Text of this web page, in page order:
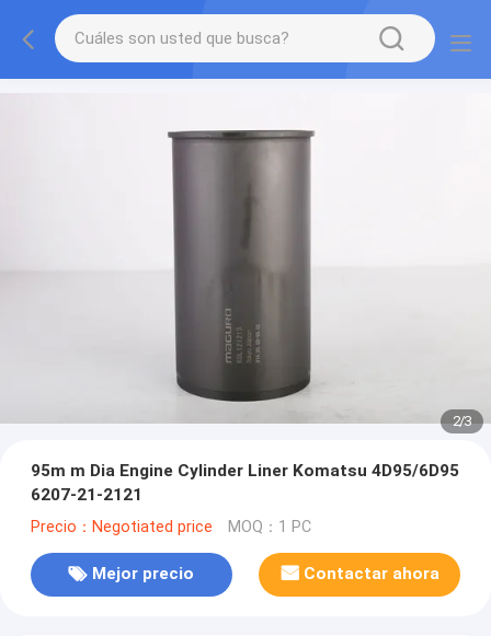
2/3
95m m Dia Engine Cylinder Liner Komatsu 4D95/6D95
6207-21-2121
Precio：Negotiated price MOQ：1 PC
Mejor precio Contactar ahora